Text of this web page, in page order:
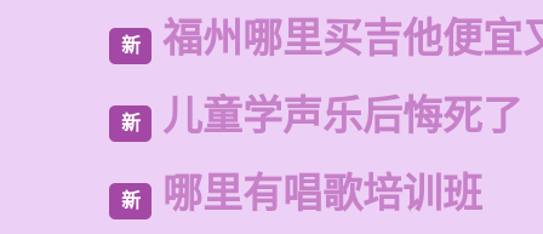
新 福州哪里买吉他便宜
新 儿童学声乐后悔死了
新 哪里有唱歌培训班